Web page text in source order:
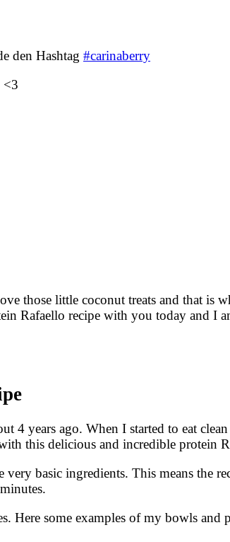
den Hashtag #carinaberry
<3
those little coconut treats and that is
Rafaello recipe with you today and I
4 years ago. When I started to eat
this delicious and incredible protein
basic ingredients. This means the
Here some examples of my bowls and